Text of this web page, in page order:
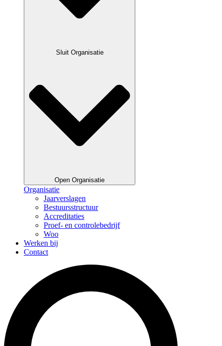
Sluit Organisatie
Open Organisatie
Organisatie
Jaarverslagen
Bestuursstructuur
Accreditaties
Proef- en controlebedrijf
Woo
Werken bij
Contact